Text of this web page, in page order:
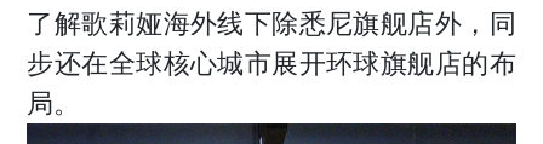
了解歌莉娅海外线下除悉尼旗舰店外，同
步还在全球核心城市展开环球旗舰店的布
局。